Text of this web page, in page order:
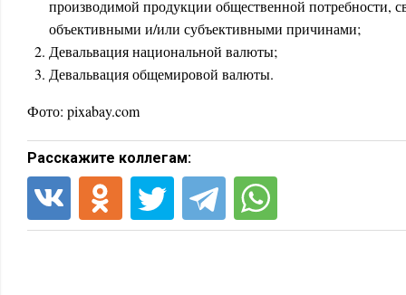
производимой продукции общественной потребности,
объективными и/или субъективными причинами;
Девальвация национальной валюты;
Девальвация общемировой валюты.
Фото: pixabay.com
Расскажите коллегам: